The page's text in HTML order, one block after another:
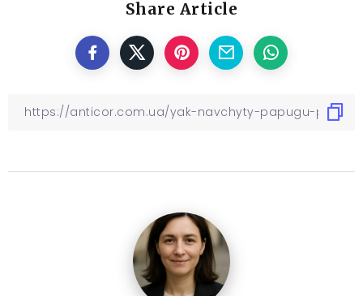
Share Article